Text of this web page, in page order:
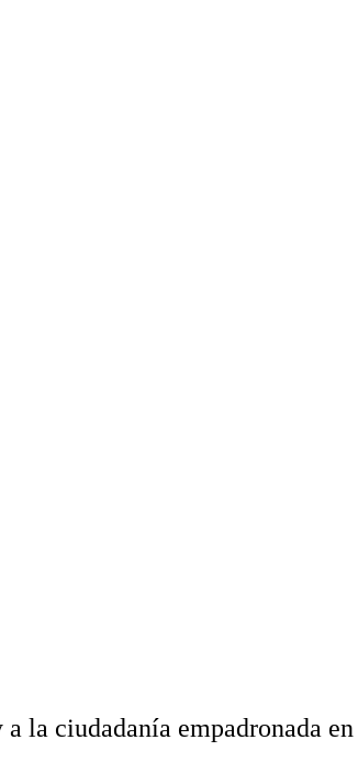
la ciudadanía empadronada en